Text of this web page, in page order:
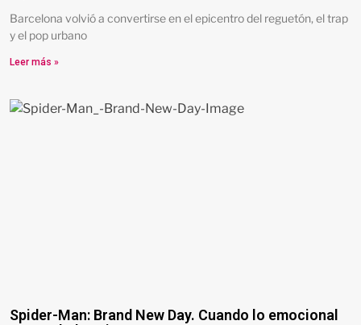
Barcelona volvió a convertirse en el epicentro del reguetón, el trap
y el pop urbano
Leer más »
Spider-Man: Brand New Day. Cuando lo emocional